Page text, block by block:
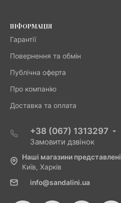
ІНФОРМАЦІЯ
Гарантії
Повернення та обмін
Публічна оферта
Про компанію
Доставка та оплата
+38 (067) 1313297
Замовити дзвінок
Наші магазини представлені
Київ, Харків
info@sandalini.ua